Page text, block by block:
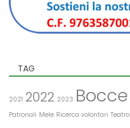
TAG
2021 2022 2023 Bocce
Patronali Mele Ricerca volontari Teatro